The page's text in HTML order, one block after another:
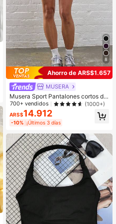
8
Ahorro de ARS$1.657
MUSERA
Musera Sport Pantalones cortos de
portivos de cintura acanalada de u
nicolor para entrenamiento, verano,
vacaciones, ciclismo, gimnasio, fitn
ess, yoga, pilates y uso casual diari
700+ vendidos (1000+)
ARS$14.912
-10% ¡Últimos 3 días